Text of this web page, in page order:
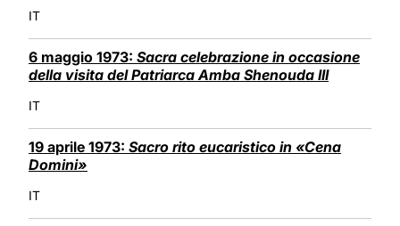
IT
6 maggio 1973: Sacra celebrazione in occasione
della visita del Patriarca Amba Shenouda III
IT
19 aprile 1973: Sacro rito eucaristico in «Cena
Domini»
IT